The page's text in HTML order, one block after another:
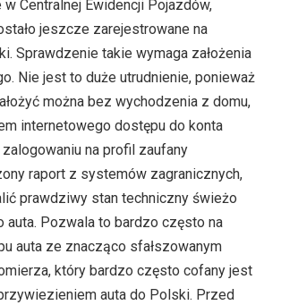
Centralnej Ewidencji Pojazdów,
jeszcze zarejestrowane na
Sprawdzenie takie wymaga założenia
Nie jest to duże utrudnienie, ponieważ
można bez wychodzenia z domu,
internetowego dostępu do konta
na profil zaufany
raport z systemów zagranicznych,
prawdziwy stan techniczny świeżo
auta. Pozwala to bardzo często na
auta ze znacząco sfałszowanym
który bardzo często cofany jest
auta do Polski. Przed